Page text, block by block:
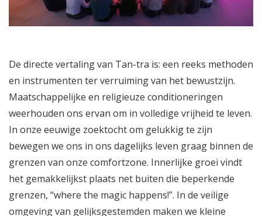
De directe vertaling van Tan-tra is: een reeks methoden
en instrumenten ter verruiming van het bewustzijn.
Maatschappelijke en religieuze conditioneringen
weerhouden ons ervan om in volledige vrijheid te leven.
In onze eeuwige zoektocht om gelukkig te zijn
bewegen we ons in ons dagelijks leven graag binnen de
grenzen van onze comfortzone. Innerlijke groei vindt
het gemakkelijkst plaats net buiten die beperkende
grenzen, “where the magic happens!”. In de veilige
omgeving van gelijksgestemden maken we kleine